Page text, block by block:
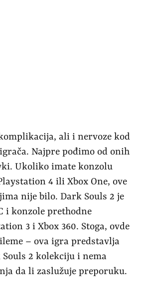
ali i nervoze kod
Najpre pođimo od onih
Ukoliko imate konzolu
4 ili Xbox One, ove
nije bilo. Dark Souls 2 je
i konzole prethodne
3 i Xbox 360. Stoga, ovde
– ova igra predstavlja
2 kolekciju i nema
da li zaslužuje preporuku.